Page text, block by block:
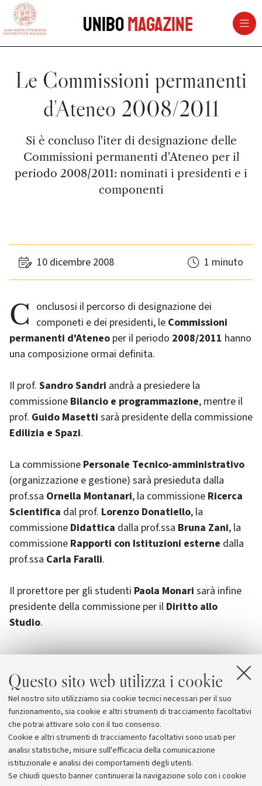
Questo sito web utilizza i cookie
Nel nostro sito utilizziamo sia cookie tecnici necessari per il suo
funzionamento, sia cookie e altri strumenti di tracciamento facoltativi
che potrai attivare solo con il tuo consenso.
Cookie e altri strumenti di tracciamento facoltativi sono usati per
analisi statistiche, misure sull'efficacia della comunicazione
istituzionale e analisi dei comportamenti degli utenti.
Se chiudi questo banner continuerai la navigazione solo con i cookie
vai al contenuto della pagina
UniboMagazine
Le Commissioni permanenti
d'Ateneo 2008/2011
Si è concluso l'iter di designazione delle
Commissioni permanenti d'Ateneo per il
periodo 2008/2011: nominati i presidenti e i
componenti
10 dicembre 2008 1 minuto
Conclusosi il percorso di designazione dei componeti e dei presidenti, le Commissioni
permanenti d'Ateneo per il periodo 2008/2011 hanno
una composizione ormai definita.
Il prof. Sandro Sandri andrà a presiedere la
commissione Bilancio e programmazione, mentre il
prof. Guido Masetti sarà presidente della commissione
Edilizia e Spazi.
La commissione Personale Tecnico-amministrativo
(organizzazione e gestione) sarà presieduta dalla
prof.ssa Ornella Montanari, la commissione Ricerca
Scientifica dal prof. Lorenzo Donatiello, la
commissione Didattica dalla prof.ssa Bruna Zani, la
commissione Rapporti con Istituzioni esterne dalla
prof.ssa Carla Faralli.
Il prorettore per gli studenti Paola Monari sarà infine
presidente della commissione per il Diritto allo
Studio.
Allegati
Elenco delle Commissioni [45.1 KB]